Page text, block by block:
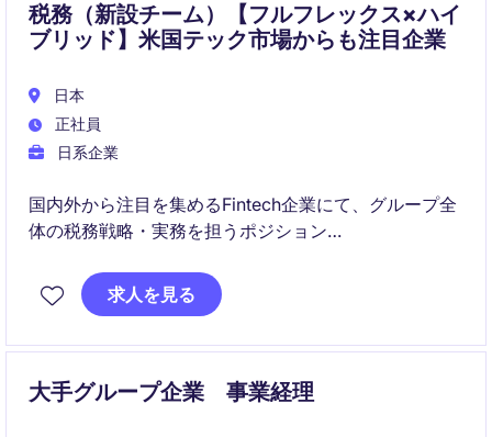
税務（新設チーム）【フルフレックス×ハイ
ブリッド】米国テック市場からも注目企業
日本
正社員
日系企業
国内外から注目を集めるFintech企業にて、グループ全
体の税務戦略・実務を担うポジション
成長・変革フェーズ、税務の枠を超えてビジネスに深
く関われる
求人を見る
大手グループ企業 事業経理